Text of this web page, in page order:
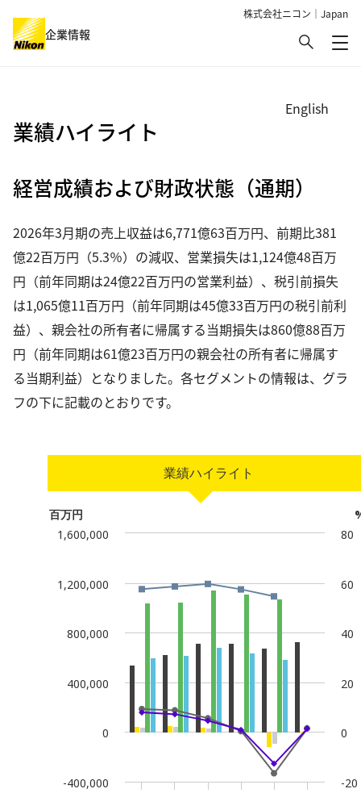
株式会社ニコン｜Japan
企業情報 検索
メ
業績ハイライト
English
経営成績および財政状態（通期）
2026年3月期の売上収益は6,771億63百万円、前期比381
億22百万円（5.3％）の減収、営業損失は1,124億48百万
円（前年同期は24億22百万円の営業利益）、税引前損失
は1,065億11百万円（前年同期は45億33百万円の税引前利
益）、親会社の所有者に帰属する当期損失は860億88百万
円（前年同期は61億23百万円の親会社の所有者に帰属す
る当期利益）となりました。各セグメントの情報は、グラ
フの下に記載のとおりです。